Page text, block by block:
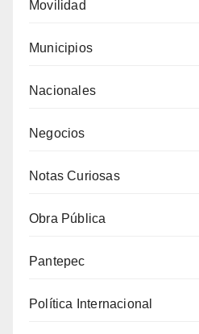
Movilidad
Municipios
Nacionales
Negocios
Notas Curiosas
Obra Pública
Pantepec
Política Internacional